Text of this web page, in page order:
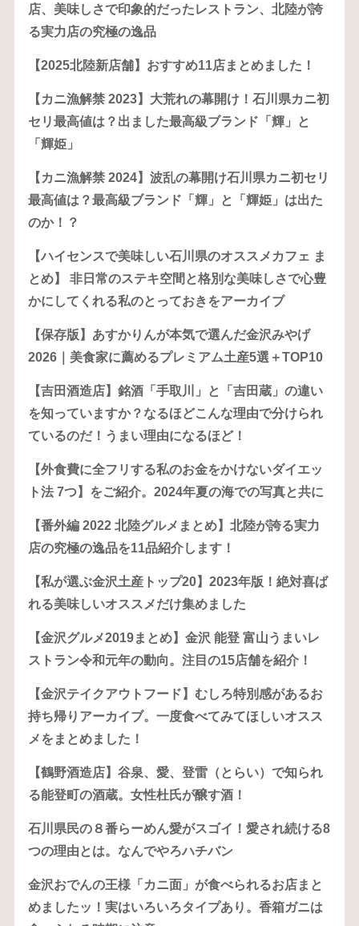
店、美味しさで印象的だったレストラン、北陸が誇
る実力店の究極の逸品
【2025北陸新店舗】おすすめ11店まとめました！
【カニ漁解禁 2023】大荒れの幕開け！石川県カニ初
セリ最高値は？出ました最高級ブランド「輝」と
「輝姫」
【カニ漁解禁 2024】波乱の幕開け石川県カニ初セリ
最高値は？最高級ブランド「輝」と「輝姫」は出た
のか！？
【ハイセンスで美味しい石川県のオススメカフェ ま
とめ】 非日常のステキ空間と格別な美味しさで心豊
かにしてくれる私のとっておきをアーカイブ
【保存版】あすかりんが本気で選んだ金沢みやげ
2026｜美食家に薦めるプレミアム土産5選＋TOP10
【吉田酒造店】銘酒「手取川」と「吉田蔵」の違い
を知っていますか？なるほどこんな理由で分けられ
ているのだ！うまい理由になるほど！
【外食費に全フリする私のお金をかけないダイエッ
ト法 7つ】をご紹介。2024年夏の海での写真と共に
【番外編 2022 北陸グルメまとめ】北陸が誇る実力
店の究極の逸品を11品紹介します！
【私が選ぶ金沢土産トップ20】2023年版！絶対喜ば
れる美味しいオススメだけ集めました
【金沢グルメ2019まとめ】金沢 能登 富山うまいレ
ストラン令和元年の動向。注目の15店舗を紹介！
【金沢テイクアウトフード】むしろ特別感があるお
持ち帰りアーカイブ。一度食べてみてほしいオスス
メをまとめました！
【鶴野酒造店】谷泉、愛、登雷（とらい）で知られ
る能登町の酒蔵。女性杜氏が醸す酒！
石川県民の８番らーめん愛がスゴイ！愛され続ける8
つの理由とは。なんでやろハチバン
金沢おでんの王様「カニ面」が食べられるお店まと
めましたッ！実はいろいろタイプあり。香箱ガニは